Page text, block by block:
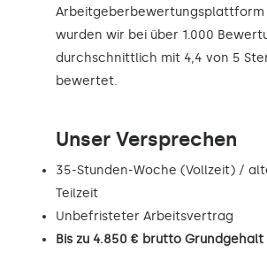
Arbeitgeberbewertungsplattform
wurden wir bei über 1.000
durchschnittlich mit 4,4 von 5
bewertet.
Unser Versprechen
35-Stunden-Woche (Vollzeit) /
Teilzeit
Unbefristeter Arbeitsvertrag
Bis zu 4.850 € brutto Grundgehalt